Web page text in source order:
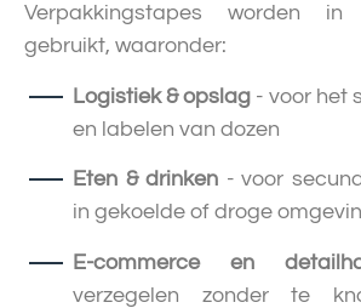
Verpakkingstapes worden
gebruikt, waaronder:
Logistiek & opslag - voor het
en labelen van dozen
Eten & drinken - voor
in gekoelde of droge
E-commerce en
verzegelen zonder te